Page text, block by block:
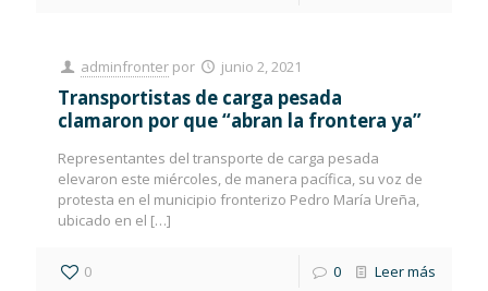
adminfronter por junio 2, 2021
Transportistas de carga pesada
clamaron por que “abran la frontera ya”
Representantes del transporte de carga pesada
elevaron este miércoles, de manera pacífica, su voz de
protesta en el municipio fronterizo Pedro María Ureña,
ubicado en el […]
0 0 Leer más